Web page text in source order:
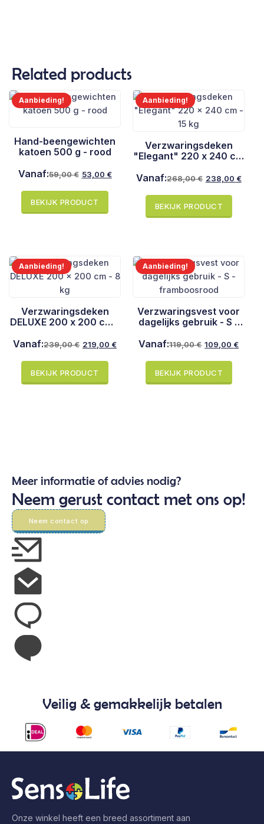
Related products
Aanbieding!
Hand-beengewichten
katoen 500 g - rood
Vanaf:59,00€
Oorspronkelijke
53,00 €
Huidige
BEKIJK PRODUCT
Aanbieding!
Verzwaringsdeken
"Elegant" 220 x 240 cm
Vanaf:268,00€
Oorspronkelijke
238,00 €
Huidige
BEKIJK PRODUCT
Aanbieding!
Verzwaringsdeken
DELUXE 200 x 200 cm -
Vanaf:239,00€
Oorspronkelijke
219,00 €
Huidige
BEKIJK PRODUCT
Aanbieding!
Verzwaringsvest voor
dagelijks gebruik - S -
Vanaf:119,00€
Oorspronkelijke
109,00 €
Huidige
BEKIJK PRODUCT
Meer informatie of advies nodig?
Neem gerust contact met ons op!
Neem contact op
Veilig & gemakkelijk betalen
Onze winkel heeft een breed assortiment aan